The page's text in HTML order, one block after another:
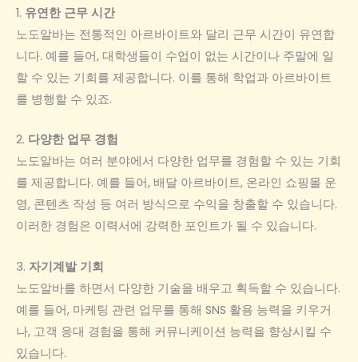
1. 유연한 근무 시간
노도알바는 전통적인 아르바이트와 달리 근무 시간이 유연합
니다. 예를 들어, 대학생들이 수업이 없는 시간이나 주말에 일
할 수 있는 기회를 제공합니다. 이를 통해 학업과 아르바이트
를 병행할 수 있죠.
2. 다양한 업무 경험
노도알바는 여러 분야에서 다양한 업무를 경험할 수 있는 기회
를 제공합니다. 예를 들어, 배달 아르바이트, 온라인 쇼핑몰 운
영, 콘텐츠 작성 등 여러 방식으로 수익을 창출할 수 있습니다.
이러한 경험은 이력서에 강력한 포인트가 될 수 있습니다.
3. 자기계발 기회
노도알바를 하면서 다양한 기술을 배우고 획득할 수 있습니다.
예를 들어, 마케팅 관련 업무를 통해 SNS 활용 능력을 키우거
나, 고객 응대 경험을 통해 커뮤니케이션 능력을 향상시킬 수
있습니다.